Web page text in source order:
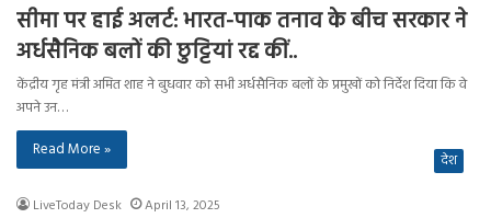
सीमा पर हाई अलर्ट: भारत-पाक तनाव के बीच सरकार ने
अर्धसैनिक बलों की छुट्टियां रद्द कीं..
केंद्रीय गृह मंत्री अमित शाह ने बुधवार को सभी अर्धसैनिक बलों के प्रमुखों को निर्देश दिया कि वे
अपने उन…
Read More »
देश
LiveToday Desk April 13, 2025